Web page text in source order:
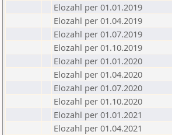
Elozahl per 01.01.2019
Elozahl per 01.04.2019
Elozahl per 01.07.2019
Elozahl per 01.10.2019
Elozahl per 01.01.2020
Elozahl per 01.04.2020
Elozahl per 01.07.2020
Elozahl per 01.10.2020
Elozahl per 01.01.2021
Elozahl per 01.04.2021